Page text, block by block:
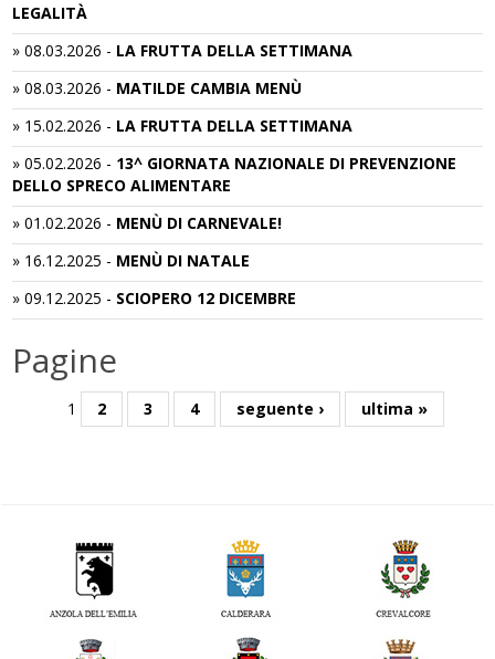
LEGALITÀ
» 08.03.2026 - LA FRUTTA DELLA SETTIMANA
» 08.03.2026 - MATILDE CAMBIA MENÙ
» 15.02.2026 - LA FRUTTA DELLA SETTIMANA
» 05.02.2026 - 13^ GIORNATA NAZIONALE DI PREVENZIONE
DELLO SPRECO ALIMENTARE
» 01.02.2026 - MENÙ DI CARNEVALE!
» 16.12.2025 - MENÙ DI NATALE
» 09.12.2025 - SCIOPERO 12 DICEMBRE
Pagine
1 2 3 4 seguente › ultima »